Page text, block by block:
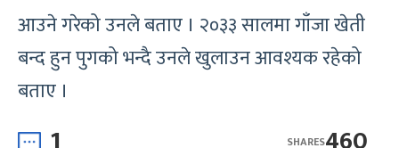
आउने गरेको उनले बताए । २०३३ सालमा गाँजा खेती
बन्द हुन पुगको भन्दै उनले खुलाउन आवश्यक रहेको
बताए ।
SHARES